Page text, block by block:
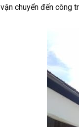
vận chuyển đến công